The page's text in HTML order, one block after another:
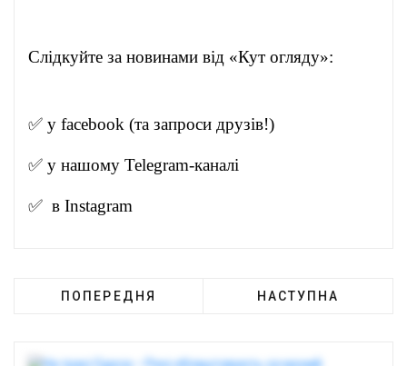
Слідкуйте за новинами від «Кут огляду»:
✅ у facebook (та запроси друзів!)
✅ у нашому Telegram-каналі
✅ в Instagram
ПОПЕРЕДНЯ НАСТУПНА